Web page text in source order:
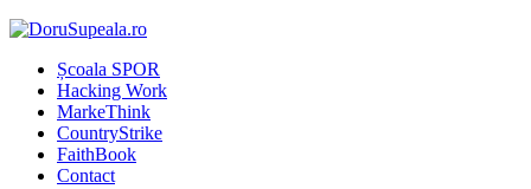
Școala SPOR
Hacking Work
MarkeThink
CountryStrike
FaithBook
Contact